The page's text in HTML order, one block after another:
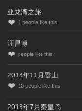
亚龙湾之旅
1 people like this
汪昌博
people like this
2013年11月香山
10 people like this
2013年7月秦皇岛